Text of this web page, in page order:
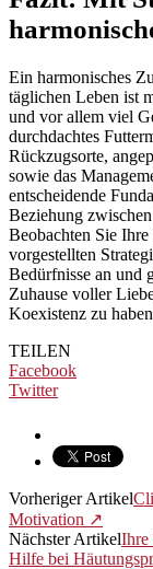
Ein harmonisches
täglichen Leben ist
und vor allem viel
durchdachtes
Rückzugsorte,
sowie das
entscheidende
Beziehung
Beobachten Sie
vorgestellten
Bedürfnisse an und
Zuhause voller
Koexistenz zu
TEILEN
Facebook
Twitter
Vorheriger Artikel
Motivation ↗️
Nächster ArtikelIhre
Hilfe bei